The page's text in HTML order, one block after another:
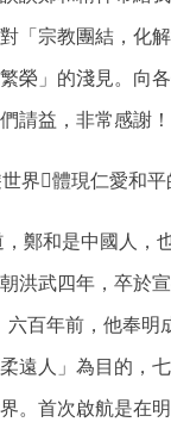
「宗教團結，化
榮」的淺見。向
請益，非常感謝！
界體現仁愛和平
鄭和是中國人，
洪武四年，卒於
百年前，他奉明
遠人」為目的，
。首次啟航是在